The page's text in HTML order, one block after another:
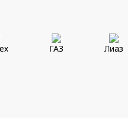
ГАЗ Лиаз